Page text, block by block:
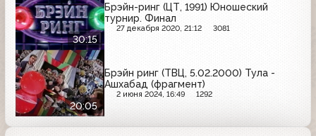
30:15
Брэйн-ринг (ЦТ, 1991) Юношеский
турнир. Финал
27 декабря 2020, 21:12 3081
20:05
Брэйн ринг (ТВЦ, 5.02.2000) Тула -
Ашхабад (фрагмент)
2 июня 2024, 16:49 1292